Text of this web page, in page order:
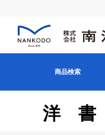
商品検索
洋書